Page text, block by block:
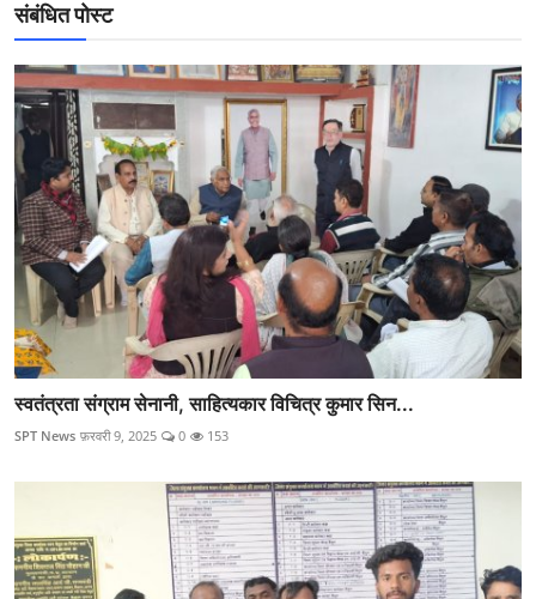
संबंधित पोस्ट
स्वतंत्रता संग्राम सेनानी, साहित्यकार विचित्र कुमार सिन...
SPT News फ़रवरी 9, 2025 0 153